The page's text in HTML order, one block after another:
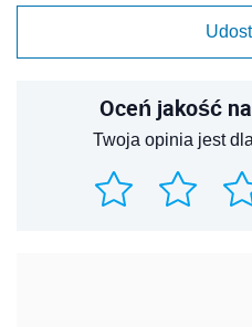
Oceń jakość
Twoja opinia jest